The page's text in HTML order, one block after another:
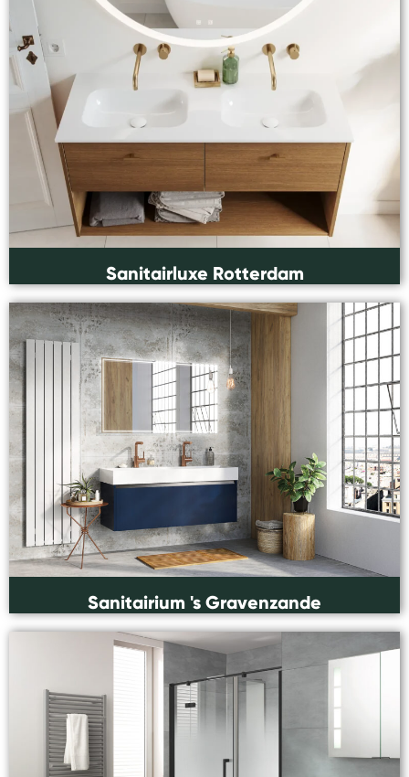
Sanitairluxe Rotterdam
Sanitairium 's Gravenzande